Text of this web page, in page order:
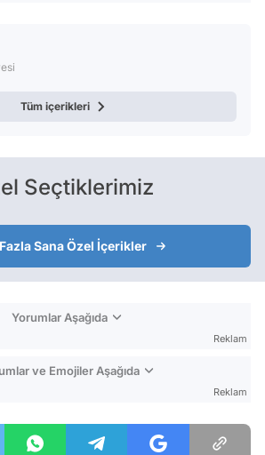
Tüm içerikleri
Seçtiklerimiz
Sana Özel İçerikler
Yorumlar Aşağıda
Reklam
ve Emojiler Aşağıda
Reklam